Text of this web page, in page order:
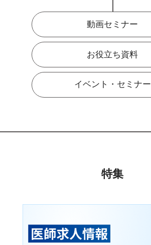
動画セミナー
お役立ち資料
イベント・セミナー
特集